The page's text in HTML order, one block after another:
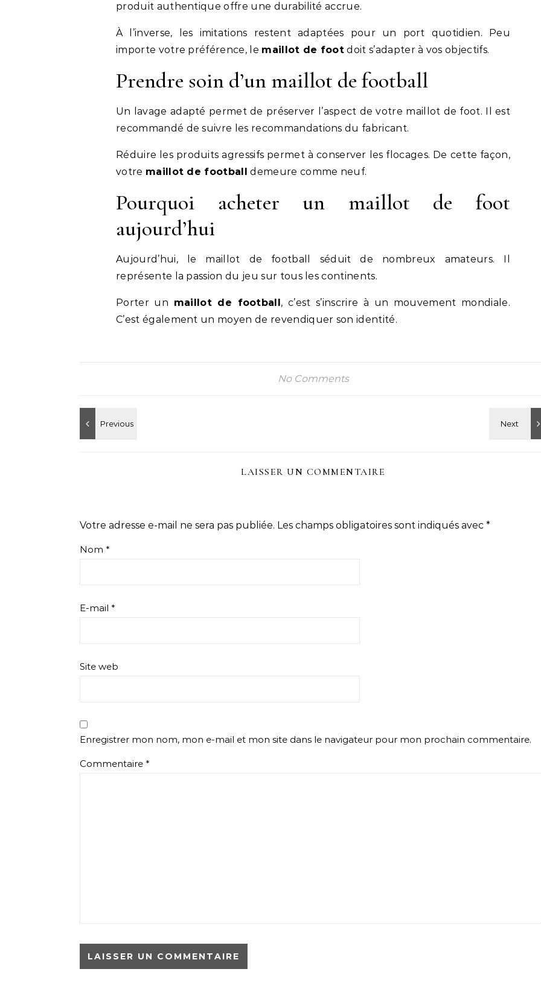
produit authentique offre une durabilité accrue.
À l’inverse, les imitations restent adaptées pour un port quotidien. Peu
importe votre préférence, le maillot de foot doit s’adapter à vos objectifs.
Prendre soin d’un maillot de football
Un lavage adapté permet de préserver l’aspect de votre maillot de foot. Il est
recommandé de suivre les recommandations du fabricant.
Réduire les produits agressifs permet à conserver les flocages. De cette façon,
votre maillot de football demeure comme neuf.
Pourquoi acheter un maillot de foot
aujourd’hui
Aujourd’hui, le maillot de football séduit de nombreux amateurs. Il
représente la passion du jeu sur tous les continents.
Porter un maillot de football, c’est s’inscrire à un mouvement mondiale.
C’est également un moyen de revendiquer son identité.
No Comments
LAISSER UN COMMENTAIRE
Votre adresse e-mail ne sera pas publiée. Les champs obligatoires sont indiqués avec *
Nom *
E-mail *
Site web
Enregistrer mon nom, mon e-mail et mon site dans le navigateur pour mon prochain commentaire.
Commentaire *